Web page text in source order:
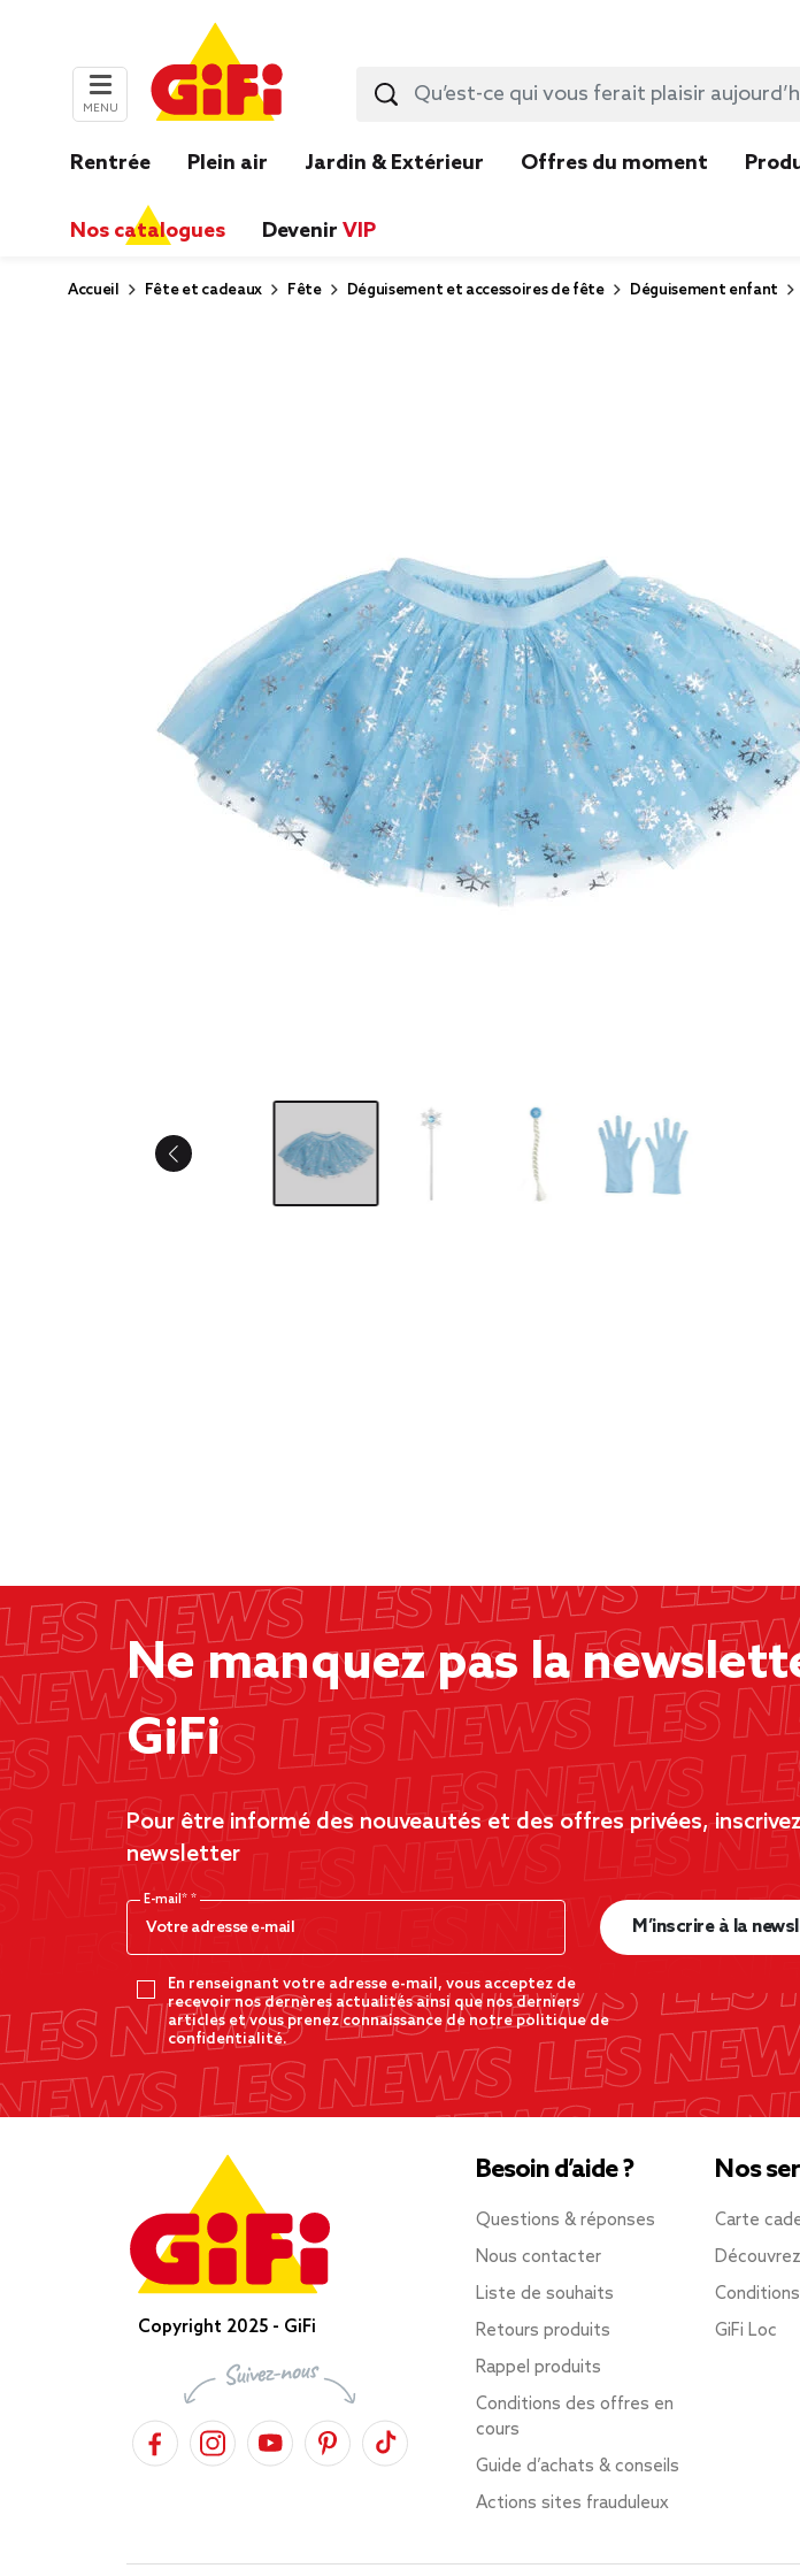
MENU
Rentrée Plein air Jardin & Extérieur Offres du moment
Nos catalogues Devenir VIP
Accueil Fête et cadeaux Fête Déguisement et accessoires de fête Déguisement enfant
Ne manquez pas la
GiFi
Pour être informé des nouveautés et des offres privées,
newsletter
E-mail*
En renseignant votre adresse e-mail, vous acceptez de
recevoir nos dernères actualités ainsi que nos derniers
articles et vous prenez connaissance de notre politique de
confidentialité.
M’inscrire à la
Copyright 2025 - GiFi
Besoin d’aide ?
Questions & réponses
Nous contacter
Liste de souhaits
Retours produits
Rappel produits
Conditions des offres en
cours
Guide d’achats & conseils
Actions sites frauduleux
Nos
Carte
Découvrez
GiFi Loc